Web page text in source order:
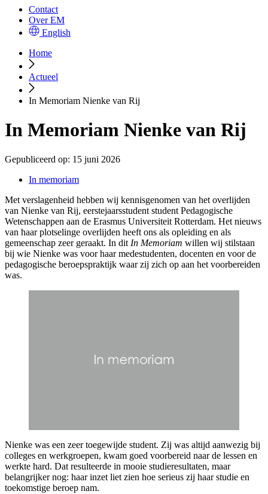
Contact
Over EM
English
Home
Actueel
In Memoriam Nienke van Rij
In Memoriam Nienke van Rij
Gepubliceerd op: 15 juni 2026
In memoriam
Met verslagenheid hebben wij kennisgenomen van het overlijden
van Nienke van Rij, eerstejaarsstudent student Pedagogische
Wetenschappen aan de Erasmus Universiteit Rotterdam. Het nieuws
van haar plotselinge overlijden heeft ons als opleiding en als
gemeenschap zeer geraakt. In dit In Memoriam willen wij stilstaan
bij wie Nienke was voor haar medestudenten, docenten en voor de
pedagogische beroepspraktijk waar zij zich op aan het voorbereiden
was.
Nienke was een zeer toegewijde student. Zij was altijd aanwezig bij
colleges en werkgroepen, kwam goed voorbereid naar de lessen en
werkte hard. Dat resulteerde in mooie studieresultaten, maar
belangrijker nog: haar inzet liet zien hoe serieus zij haar studie en
toekomstige beroep nam.